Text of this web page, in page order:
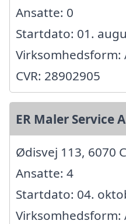
Ansatte: 0
Startdato: 01.
Virksomhedsform:
CVR: 28902905
ER Maler Service
Ødisvej 113, 6070
Ansatte: 4
Startdato: 04.
Virksomhedsform: